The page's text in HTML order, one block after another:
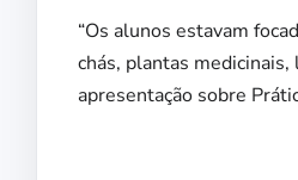
“Os alunos estavam
chás, plantas
apresentação sobre